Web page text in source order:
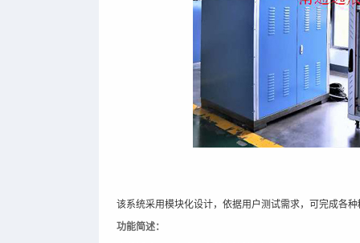
该系统采用模块化设计，依据用户测试需求，可完成各
功能简述：